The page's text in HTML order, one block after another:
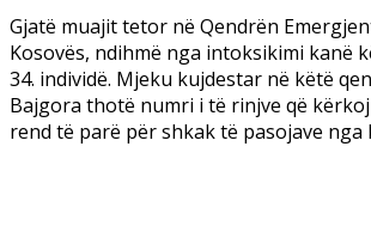
Gjatë muajit tetor në Qendrën
Kosovës, ndihmë nga intoksikimi kanë
34. individë. Mjeku kujdestar në këtë
Bajgora thotë numri i të rinjve që
rend të parë për shkak të pasojave nga